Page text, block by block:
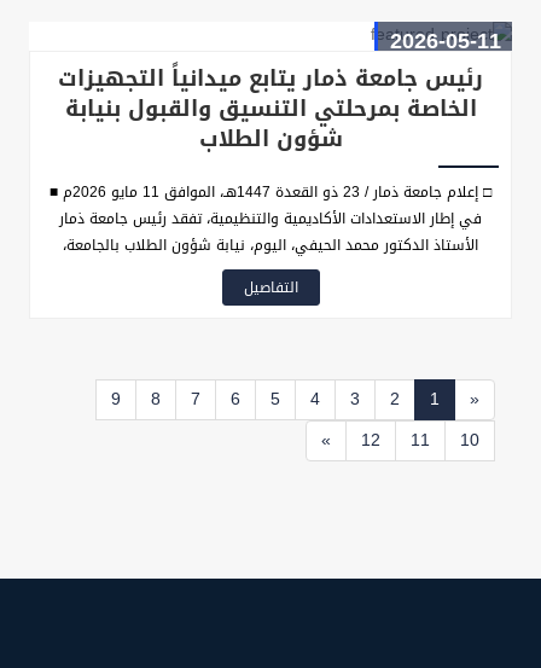
باختبارات المفاضلة للمتقدمين للتنافس على مقاعد كلية الطب البشري
2026-05-11
رئيس جامعة ذمار يتابع ميدانياً التجهيزات
الخاصة بمرحلتي التنسيق والقبول بنيابة
شؤون الطلاب
□ إعلام جامعة ذمار / 23 ذو القعدة 1447هـ، الموافق 11 مايو 2026م ■
في إطار الاستعدادات الأكاديمية والتنظيمية، تفقد رئيس جامعة ذمار
الأستاذ الدكتور محمد الحيفي، اليوم، نيابة شؤون الطلاب بالجامعة،
والتقى نائب رئيس الجامعة لشؤون الطلاب الأستاذ الدكتور عبدالكافي
عبدالفتاح الرفاعي، للاطلاع على مستوى الجاهزية والترتيبات القائمة
يوم الأربعاء المقبل.
التفاصيل
«
1
2
3
4
5
6
7
8
9
10
11
12
»